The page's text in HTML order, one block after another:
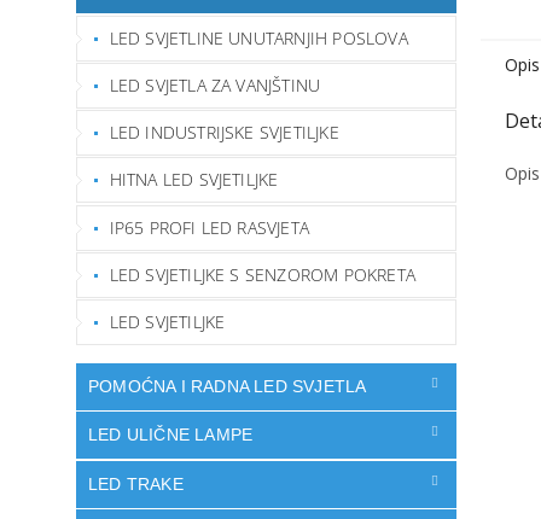
LED SVJETLINE UNUTARNJIH POSLOVA
LED SVJETLA ZA VANJŠTINU
LED INDUSTRIJSKE SVJETILJKE
HITNA LED SVJETILJKE
IP65 PROFI LED RASVJETA
LED SVJETILJKE S SENZOROM POKRETA
LED SVJETILJKE
POMOĆNA I RADNA LED SVJETLA
LED ULIČNE LAMPE
LED TRAKE
Opis